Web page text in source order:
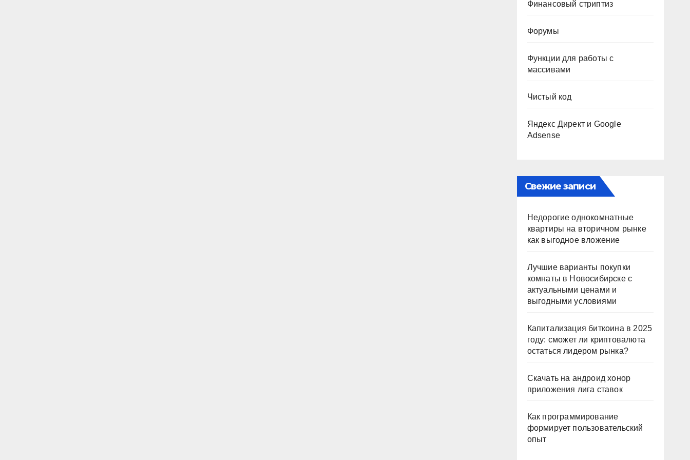
Финансовый стриптиз
Форумы
Функции для работы с
массивами
Чистый код
Яндекс Директ и Google
Adsense
Свежие записи
Недорогие однокомнатные
квартиры на вторичном рынке
как выгодное вложение
Лучшие варианты покупки
комнаты в Новосибирске с
актуальными ценами и
выгодными условиями
Капитализация биткоина в 2025
году: сможет ли криптовалюта
остаться лидером рынка?
Скачать на андроид хонор
приложения лига ставок
Как программирование
формирует пользовательский
опыт